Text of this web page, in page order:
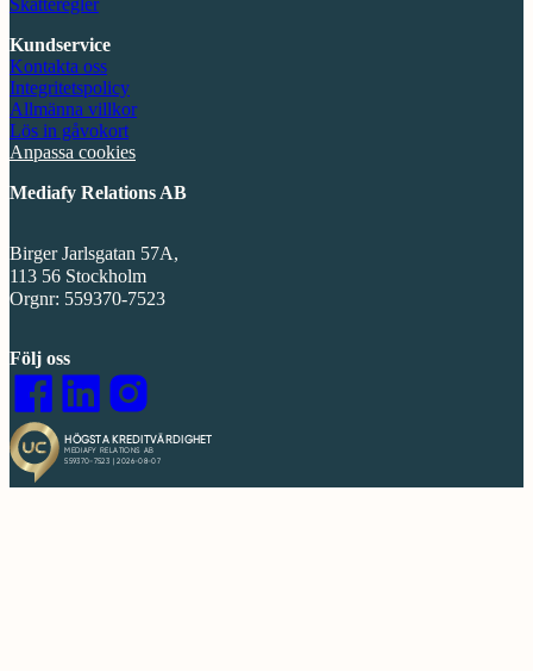
Kundservice
Kontakta oss
Integritetspolicy
Allmänna villkor
Lös in gåvokort
Anpassa cookies
Mediafy Relations AB
Birger Jarlsgatan 57A,
113 56 Stockholm
Orgnr: 559370-7523
Följ oss